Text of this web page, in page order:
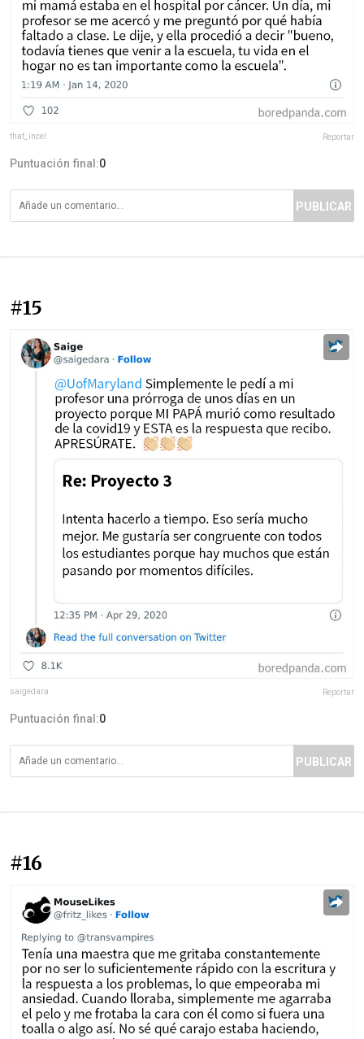
that_incel Reportar
Puntuación final:0
PUBLICAR
#15
saigedara Reportar
Puntuación final:0
PUBLICAR
#16